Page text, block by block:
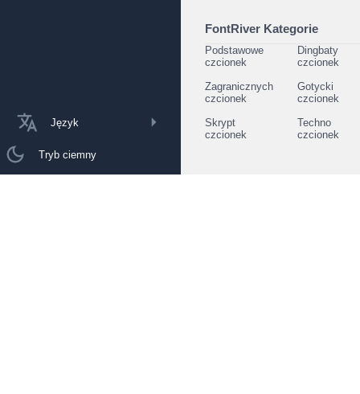
Język
Tryb ciemny
FontRiver Kategorie
Podstawowe
czcionek
Dingbaty
czcionek
Zagranicznych
czcionek
Gotycki
czcionek
Skrypt
czcionek
Techno
czcionek